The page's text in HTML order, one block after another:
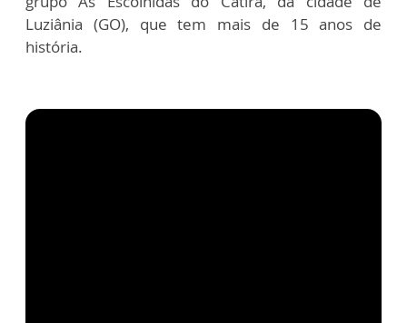
Luziânia (GO), que tem mais de 15 anos de
história.